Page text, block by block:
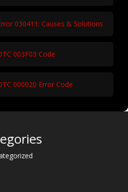
030411: Causes & Solutions
003F03 Code
000020 Error Code